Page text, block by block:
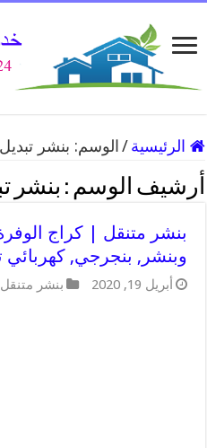
الرئيسية / الوسم: بنشر
أرشيف الوسم : بنشر
وبنشر, بنجرجي,
أبريل 19, 2020 بنشر متنقل